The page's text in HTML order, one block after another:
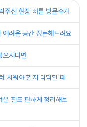
주신 현장 빠른 방문수거
려운 공간 정돈해드려요
으시다면
치워야 할지 막막할 때
운 짐도 편하게 정리해보